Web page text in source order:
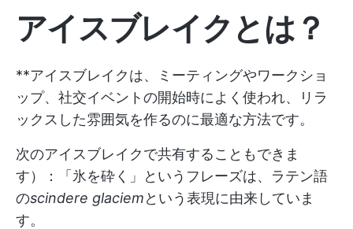
アイスブレイクとは？
**アイスブレイクは、ミーティングやワークショ
ップ、社交イベントの開始時によく使われ、リラ
ックスした雰囲気を作るのに最適な方法です。
次のアイスブレイクで共有することもできま
す）：「氷を砕く」というフレーズは、ラテン語
のscindere glaciemという表現に由来していま
す。